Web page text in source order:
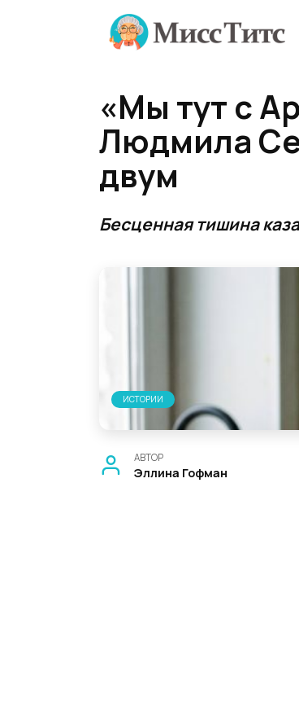
«Мы тут с
Людмила
двум
Бесценная тишина
ИСТОРИИ
АВТОР
Эллина Гофман